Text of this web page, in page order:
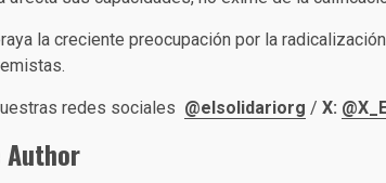
la creciente preocupación por la
redes sociales @elsolidariorg / X:
Author